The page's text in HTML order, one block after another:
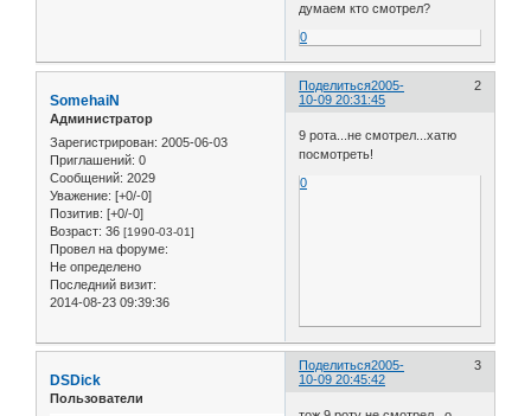
думаем кто смотрел?
0
Поделиться 2
2005-
10-09 20:31:45
SomehaiN
Администратор
Зарегистрирован: 2005-06-03
Приглашений: 0
Сообщений: 2029
Уважение: [+0/-0]
Позитив: [+0/-0]
Возраст: 36 [1990-03-01]
Провел на форуме:
Не определено
Последний визит:
2014-08-23 09:39:36
9 рота...не смотрел...хатю
посмотреть!
0
Поделиться 3
2005-
10-09 20:45:42
DSDick
Пользователи